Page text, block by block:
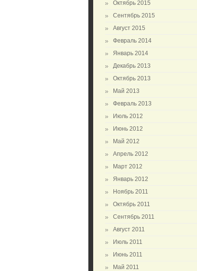
Октябрь 2015
Сентябрь 2015
Август 2015
Февраль 2014
Январь 2014
Декабрь 2013
Октябрь 2013
Май 2013
Февраль 2013
Июль 2012
Июнь 2012
Май 2012
Апрель 2012
Март 2012
Январь 2012
Ноябрь 2011
Октябрь 2011
Сентябрь 2011
Август 2011
Июль 2011
Июнь 2011
Май 2011